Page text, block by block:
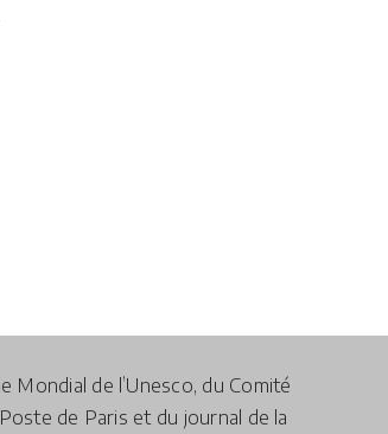
de l’Unesco, du Comité
de Paris et du journal de la